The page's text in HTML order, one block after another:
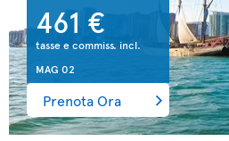
461 €
tasse e commiss. incl.
MAG 02
Prenota Ora